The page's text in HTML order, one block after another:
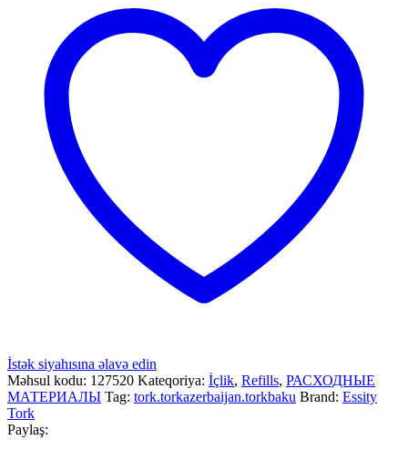
İstək siyahısına əlavə edin
Məhsul kodu: 127520 Kateqoriya: İçlik, Refills, РАСХОДНЫЕ
МАТЕРИАЛЫ Tag: tork.torkazerbaijan.torkbaku Brand: Essity
Tork
Paylaş: